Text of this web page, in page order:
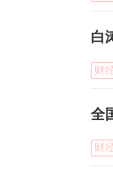
白
财
全
财